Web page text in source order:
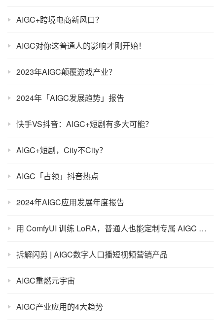
AIGC+跨境电商新风口？
AIGC对你这普通人的影响才刚开始！
2023年AIGC颠覆游戏产业？
2024年「AIGC发展趋势」报告
快手VS抖音：AIGC+短剧有多大可能？
AIGC+短剧，City不City？
AIGC「占领」抖音热点
2024年AIGC应用发展年度报告
用 ComfyUI 训练 LoRA，普通人也能定制专属 AIGC 模型
拆解闪剪 | AIGC数字人口播短视频营销产品
AIGC重燃元宇宙
AIGC产业应用的4大趋势